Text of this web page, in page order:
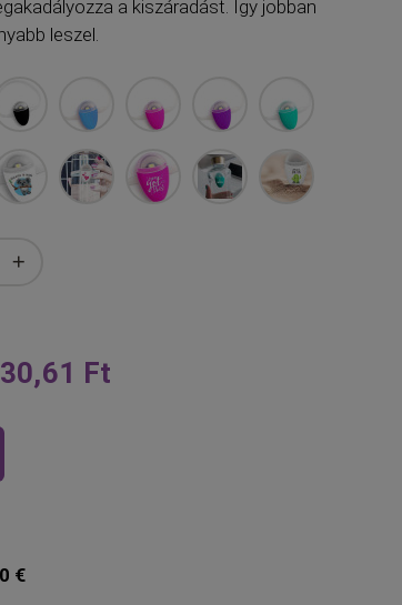
a kiszáradást. Így jobban
leszel.
Ft
€